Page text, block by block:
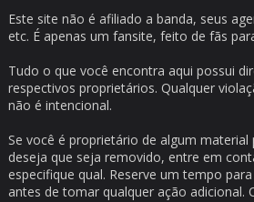
Este site não é afiliado a banda, seus
etc. É apenas um fansite, feito de fãs
Tudo o que você encontra aqui possui
respectivos proprietários. Qualquer
não é intencional.
Se você é proprietário de algum
deseja que seja removido, entre em
especifique qual. Reserve um tempo
antes de tomar qualquer ação adicional.